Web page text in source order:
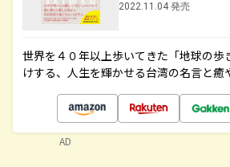
2022.11.04 発売
世界を４０年以上歩いてきた「地球の歩
けする、人生を輝かせる台湾の名言と癒
AD